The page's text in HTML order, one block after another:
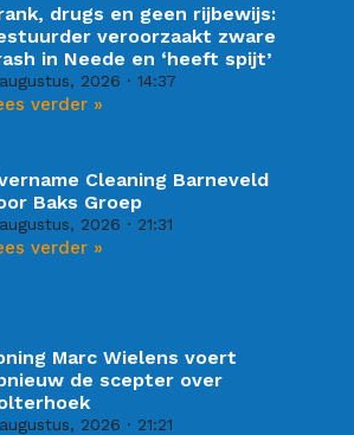
drugs en geen rijbewijs:
veroorzaakt zware
in Neede en ‘heeft spijt’
2026 14:37
verder »
Cleaning Barneveld
Baks Groep
2026 21:31
verder »
Marc Wielens voert
de scepter over
2026 21:21